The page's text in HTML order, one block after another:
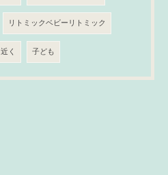
リトミックベビーリトミック
近く 子ども